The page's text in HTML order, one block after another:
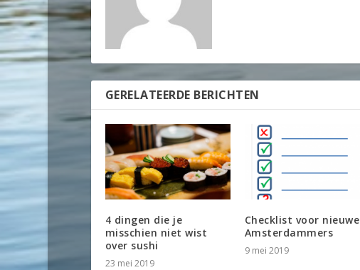
GERELATEERDE BERICHTEN
4 dingen die je
misschien niet wist
over sushi
23 mei 2019
Checklist voor nieuwe
Amsterdammers
9 mei 2019